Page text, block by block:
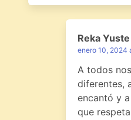
Reka Yuste
enero 10, 2024
A todos
diferentes,
encantó y
que